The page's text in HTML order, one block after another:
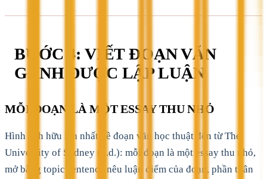
BƯỚC 4: VIẾT ĐOẠN VĂN
GÁNH ĐƯỢC LẬP LUẬN
MỖI ĐOẠN LÀ MỘT ESSAY THU NHỎ
Hình ảnh hữu ích nhất về đoạn văn học thuật đến từ The
University of Sydney (n.d.): mỗi đoạn là một essay thu nhỏ,
mở bằng topic sentence nêu luận điểm của đoạn, phần thân